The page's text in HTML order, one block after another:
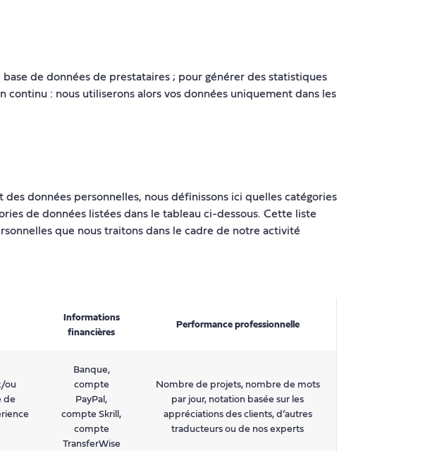
de données de prestataires ; pour générer des statistiques
: nous utiliserons alors vos données uniquement dans les
données personnelles, nous définissons ici quelles catégories
de données listées dans le tableau ci-dessous. Cette liste
que nous traitons dans le cadre de notre activité
Informations
financières
Performance professionnelle
ou
de
Banque,
compte
PayPal,
compte Skrill,
compte
TransferWise
Nombre de projets, nombre de mots
par jour, notation basée sur les
appréciations des clients, d’autres
traducteurs ou de nos experts